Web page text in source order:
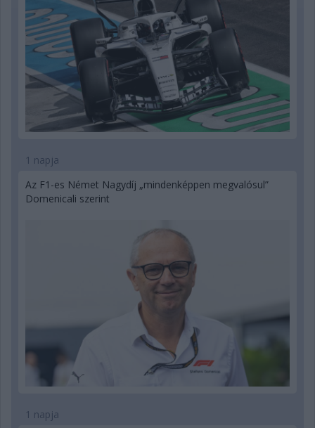
1 napja
Az F1-es Német Nagydíj „mindenképpen megvalósul”
Domenicali szerint
1 napja